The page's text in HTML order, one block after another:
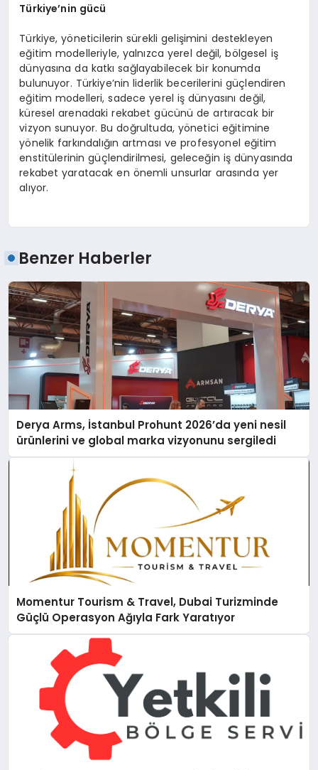
Türkiye’nin gücü
Türkiye, yöneticilerin sürekli gelişimini destekleyen
eğitim modelleriyle, yalnızca yerel değil, bölgesel iş
dünyasına da katkı sağlayabilecek bir konumda
bulunuyor. Türkiye’nin liderlik becerilerini güçlendiren
eğitim modelleri, sadece yerel iş dünyasını değil,
küresel arenadaki rekabet gücünü de artıracak bir
vizyon sunuyor. Bu doğrultuda, yönetici eğitimine
yönelik farkındalığın artması ve profesyonel eğitim
enstitülerinin güçlendirilmesi, geleceğin iş dünyasında
rekabet yaratacak en önemli unsurlar arasında yer
alıyor.
Benzer Haberler
Derya Arms, İstanbul Prohunt 2026’da yeni nesil
ürünlerini ve global marka vizyonunu sergiledi
Momentur Tourism & Travel, Dubai Turizminde
Güçlü Operasyon Ağıyla Fark Yaratıyor